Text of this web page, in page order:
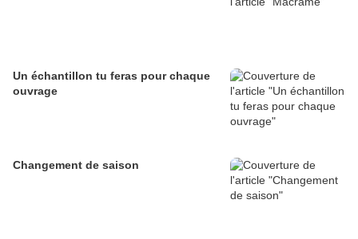
Un échantillon tu feras pour chaque
ouvrage
Changement de saison